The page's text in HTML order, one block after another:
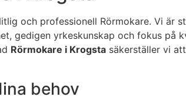
och professionell Rörmokare. Vi
gedigen yrkeskunskap och fokus på
Rörmokare i Krogsta säkerställer vi
behov